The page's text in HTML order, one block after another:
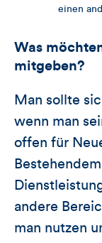
einen
Was
mitgeben?
Man sollte
wenn man
offen für
andere
man nutzen